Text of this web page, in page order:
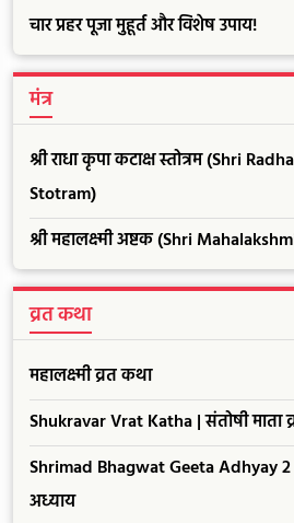
चार प्रहर पूजा मुहूर्त और विशेष उपाय!
मंत्र
श्री राधा कृपा कटाक्ष स्तोत्रम (Shri
Stotram)
श्री महालक्ष्मी अष्टक (Shri
व्रत कथा
महालक्ष्मी व्रत कथा
Shukravar Vrat Katha | संतोषी माता
Shrimad Bhagwat Geeta Adhyay 2
अध्याय